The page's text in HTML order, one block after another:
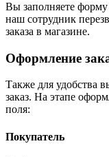
Вы заполняете
наш сотрудник
заказа в магазине.
Оформление
Также для удобства
заказ. На этапе
поля:
Покупатель